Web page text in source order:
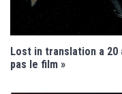
Lost in translation a 20
pas le film »